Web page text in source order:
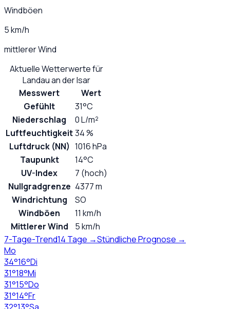
Windböen
5 km/h
mittlerer Wind
Aktuelle Wetterwerte für
Landau an der Isar
Messwert
Wert
Gefühlt
31°C
Niederschlag
0 L/m²
Luftfeuchtigkeit34 %
Luftdruck (NN) 1016 hPa
Taupunkt
14°C
UV-Index
7 (hoch)
Nullgradgrenze 4377 m
Windrichtung
SO
Windböen
11 km/h
Mittlerer Wind
5 km/h
7-Tage-Trend14 Tage →Stündliche Prognose →
Mo
34°16°Di
31°18°Mi
31°15°Do
31°14°Fr